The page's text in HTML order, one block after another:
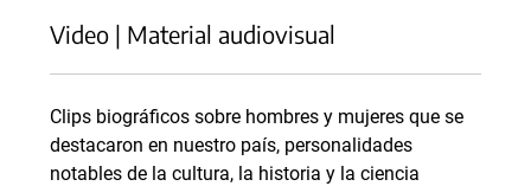
Video | Material audiovisual
Clips biográficos sobre hombres y mujeres que se
destacaron en nuestro país, personalidades
notables de la cultura, la historia y la ciencia